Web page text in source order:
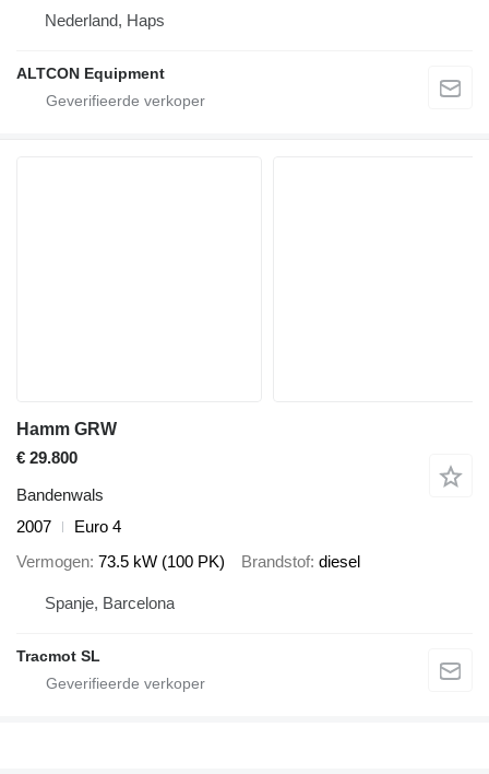
Nederland, Haps
ALTCON Equipment
Hamm GRW
€ 29.800
Bandenwals
2007
Euro 4
Vermogen 73.5 kW (100 PK) Brandstof diesel
Spanje, Barcelona
Tracmot SL